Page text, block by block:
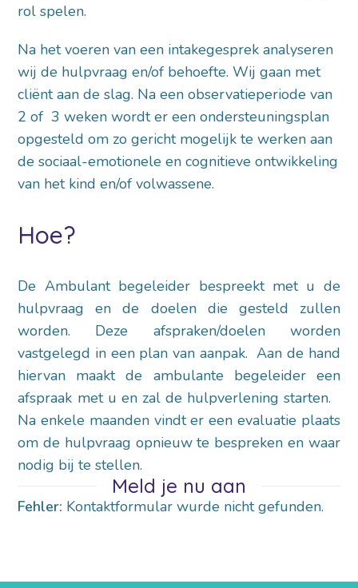
rol spelen.
Na het voeren van een intakegesprek analyseren
wij de hulpvraag en/of behoefte. Wij gaan met
cliënt aan de slag. Na een observatieperiode van
2 of 3 weken wordt er een ondersteuningsplan
opgesteld om zo gericht mogelijk te werken aan
de sociaal-emotionele en cognitieve ontwikkeling
van het kind en/of volwassene.
Hoe?
De Ambulant begeleider bespreekt met u de
hulpvraag en de doelen die gesteld zullen
worden. Deze afspraken/doelen worden
vastgelegd in een plan van aanpak. Aan de hand
hiervan maakt de ambulante begeleider een
afspraak met u en zal de hulpverlening starten.
Na enkele maanden vindt er een evaluatie plaats
om de hulpvraag opnieuw te bespreken en waar
nodig bij te stellen.
Meld je nu aan
Fehler: Kontaktformular wurde nicht gefunden.